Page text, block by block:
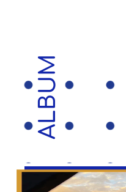
ALBUM